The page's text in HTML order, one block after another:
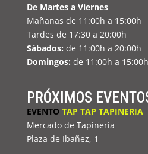
De Martes a Viernes
Mañanas de 11:00h a 15:00h
Tardes de 17:30 a 20:00h
Sábados: de 11:00h a 20:00h
Domingos: de 11:00h a 15:00h
PRÓXIMOS
EVENTOTAP TAP TAPINERIA
Mercado de Tapinería
Plaza de Ibañez, 1